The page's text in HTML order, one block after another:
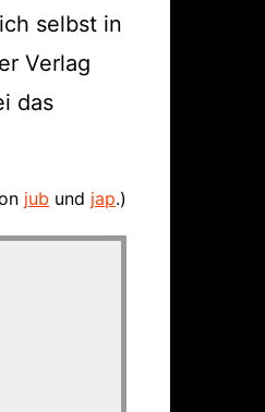
selbst in
Verlag
das
jub und jap.)